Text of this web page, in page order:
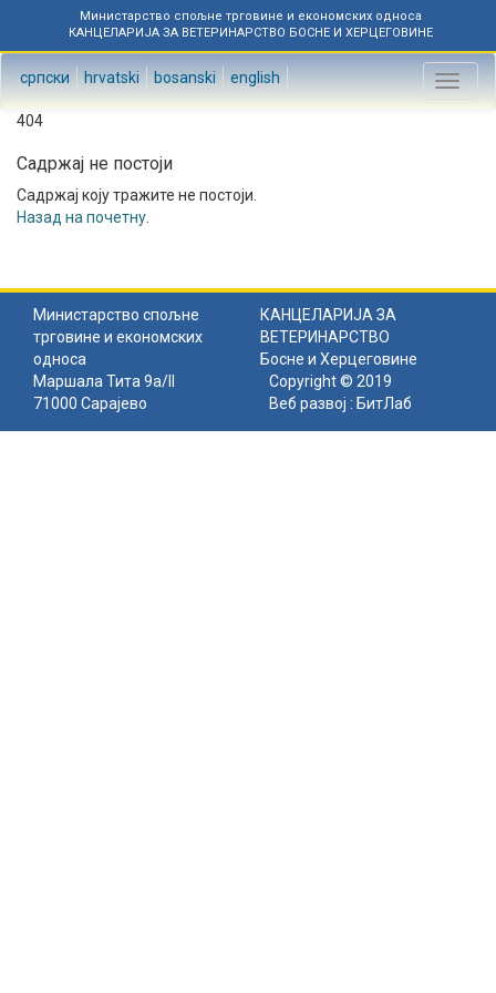
Министарство спољне трговине и економских односа
КАНЦЕЛАРИЈА ЗА ВЕТЕРИНАРСТВО БОСНЕ И ХЕРЦЕГОВИНЕ
српски hrvatski bosanski english
Toggle
404
Садржај не постоји
Садржај коју тражите не постоји.
Назад на почетну
Министарство спољне
трговине и економских
односа
КАНЦЕЛАРИЈА ЗА
ВЕТЕРИНАРСТВО
Босне и Херцеговине
Маршала Тита 9а/II
71000 Сарајево
Copyright © 2019
Веб развој : БитЛаб